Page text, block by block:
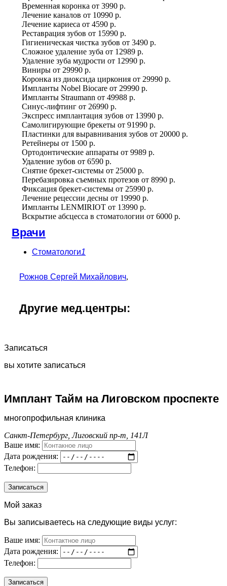
Временная коронка от 3990 р.
Лечение каналов от 10990 р.
Лечение кариеса от 4590 р.
Реставрация зубов от 15990 р.
Гигиеническая чистка зубов от 3490 р.
Сложное удаление зуба от 12989 р.
Удаление зуба мудрости от 12990 р.
Виниры от 29990 р.
Коронка из диоксида циркония от 29990 р.
Импланты Nobel Biocare от 29990 р.
Импланты Straumann от 49988 р.
Синус-лифтинг от 26990 р.
Экспресс имплантация зубов от 13990 р.
Самолигирующие брекеты от 91990 р.
Пластинки для выравнивания зубов от 20000 р.
Ретейнеры от 1500 р.
Ортодонтические аппараты от 9989 р.
Удаление зубов от 6590 р.
Снятие брекет-системы от 25000 р.
Перебазировка съемных протезов от 8990 р.
Фиксация брекет-системы от 25990 р.
Лечение рецессии десны от 19990 р.
Импланты LENMIRIOT от 13990 р.
Вскрытие абсцесса в стоматологии от 6000 р.
Врачи
Стоматологи1
Рожнов Сергей Михайлович,
Другие мед.центры:
Записаться
вы хотите записаться
Имплант Тайм на Лиговском проспекте
многопрофильная клиника
Санкт-Петербург, Лиговский пр-т, 141Л
Ваше имя:
Дата рождения:
Телефон:
Мой заказ
Вы записываетесь на следующие виды услуг:
Ваше имя:
Дата рождения:
Телефон: